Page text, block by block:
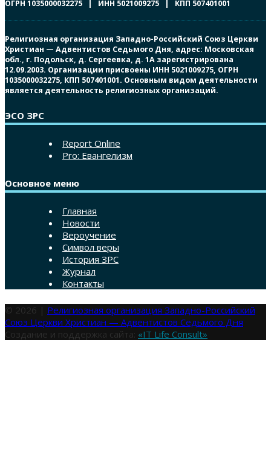
ОГРН 1035000032275 | ИНН 5021009275 | КПП 507401001
Религиозная организация Западно-Российский Союз Церкви
Христиан — Адвентистов Седьмого Дня, адрес: Московская
обл., г. Подольск, д. Сергеевка, д. 1А зарегистрирована
12.09.2003. Организации присвоены ИНН 5021009275, ОГРН
1035000032275, КПП 507401001. Основным видом деятельности
является деятельность религиозных организаций.
ЭСО ЗРС
Report Online
Pro: Евангелизм
Основное меню
Главная
Новости
Вероучение
Символ веры
История ЗРС
Журнал
Контакты
© 2026 | Религиозная организация Западно-Российский
Союз Церкви Христиан — Адвентистов Седьмого Дня
Создание и поддержка сайта: «IT Life Consult»